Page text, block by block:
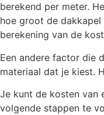
berekend per meter.
hoe groot de
berekening van de
Een andere factor die
materiaal dat je kiest.
Je kunt de kosten van
volgende stappen te